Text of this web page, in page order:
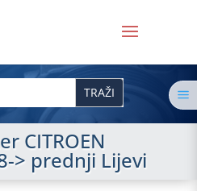
CITROEN
> prednji Lijevi
a